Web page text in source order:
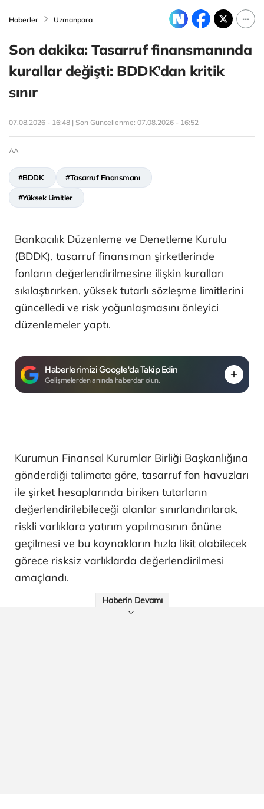
Haberler Uzmanpara
Son dakika: Tasarruf finansmanında
kurallar değişti: BDDK’dan kritik
sınır
07.08.2026 - 16:48 | Son Güncellenme: 07.08.2026 - 16:52
AA
#BDDK #Tasarruf Finansmanı
#Yüksek Limitler
Bankacılık Düzenleme ve Denetleme Kurulu
(BDDK), tasarruf finansman şirketlerinde
fonların değerlendirilmesine ilişkin kuralları
sıkılaştırırken, yüksek tutarlı sözleşme limitlerini
güncelledi ve risk yoğunlaşmasını önleyici
düzenlemeler yaptı.
Haberlerimizi Google'da Takip Edin
Gelişmelerden anında haberdar olun.
Kurumun Finansal Kurumlar Birliği Başkanlığına
gönderdiği talimata göre, tasarruf fon havuzları
ile şirket hesaplarında biriken tutarların
değerlendirilebileceği alanlar sınırlandırılarak,
riskli varlıklara yatırım yapılmasının önüne
geçilmesi ve bu kaynakların hızla likit olabilecek
görece risksiz varlıklarda değerlendirilmesi
amaçlandı.
Haberin Devamı